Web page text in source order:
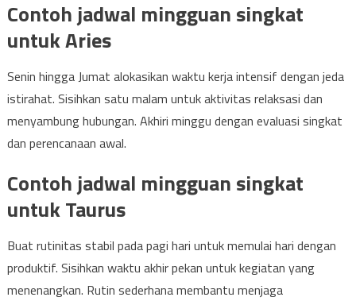
Contoh jadwal mingguan singkat
untuk Aries
Senin hingga Jumat alokasikan waktu kerja intensif dengan jeda
istirahat. Sisihkan satu malam untuk aktivitas relaksasi dan
menyambung hubungan. Akhiri minggu dengan evaluasi singkat
dan perencanaan awal.
Contoh jadwal mingguan singkat
untuk Taurus
Buat rutinitas stabil pada pagi hari untuk memulai hari dengan
produktif. Sisihkan waktu akhir pekan untuk kegiatan yang
menenangkan. Rutin sederhana membantu menjaga